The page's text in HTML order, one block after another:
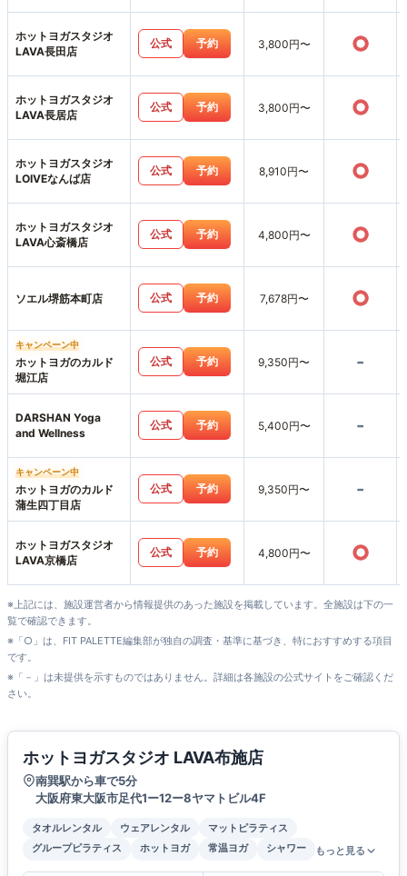
ホットヨガスタジオ
LAVA長田店
公式 予約 3,800円〜 ○
ホットヨガスタジオ
LAVA長居店
公式 予約 3,800円〜 ○
ホットヨガスタジオ
LOIVEなんば店
公式 予約 8,910円〜 ○
ホットヨガスタジオ
LAVA心斎橋店
公式 予約 4,800円〜 ○
ソエル堺筋本町店 公式 予約 7,678円〜 ○
キャンペーン中
ホットヨガのカルド
堀江店
公式 予約 9,350円〜 -
DARSHAN Yoga
and Wellness
公式 予約 5,400円〜 -
キャンペーン中
ホットヨガのカルド
蒲生四丁目店
公式 予約 9,350円〜 -
ホットヨガスタジオ
LAVA京橋店
公式 予約 4,800円〜 ○
※上記には、施設運営者から情報提供のあった施設を掲載しています。全施設は下の一
覧で確認できます。
※「○」は、FIT PALETTE編集部が独自の調査・基準に基づき、特におすすめする項目
です。
※「－」は未提供を示すものではありません。詳細は各施設の公式サイトをご確認くだ
さい。
ホットヨガスタジオ LAVA布施店
南巽駅から車で5分
大阪府東大阪市足代1ー12ー8ヤマトビル4F
タオルレンタル ウェアレンタル
マットピラティス
グループピラティス
ホットヨガ 常温ヨガ シャワー もっと見る